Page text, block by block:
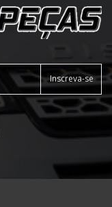
Inscreva-se